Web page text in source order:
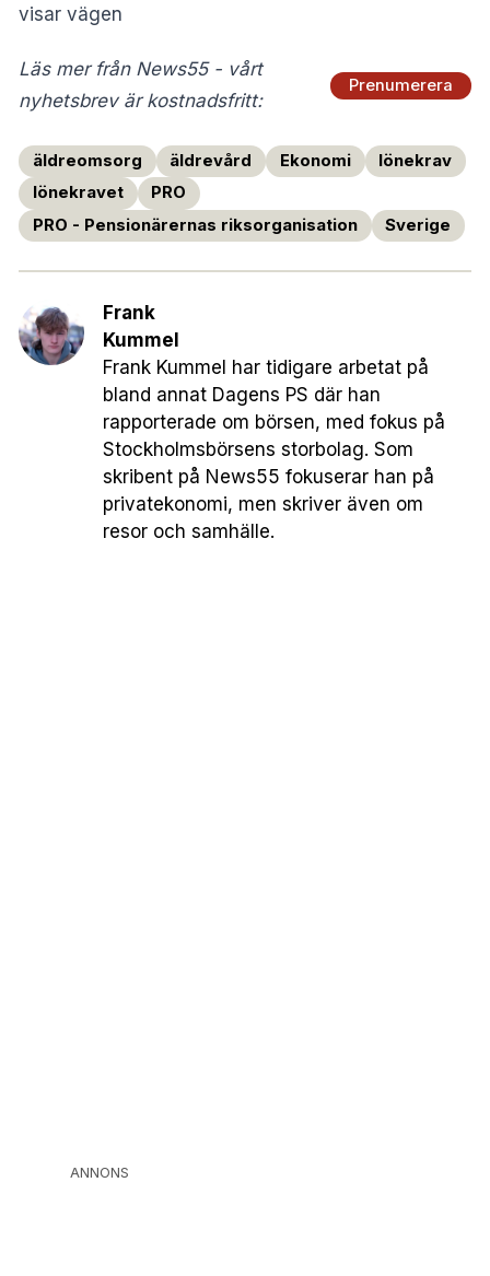
visar vägen
Läs mer från News55 - vårt
nyhetsbrev är kostnadsfritt:
Prenumerera
äldreomsorg äldrevård Ekonomi
lönekrav
lönekravet
PRO
PRO - Pensionärernas riksorganisation
Sverige
Frank
Kummel
Frank Kummel har tidigare arbetat på
bland annat Dagens PS där han
rapporterade om börsen, med fokus på
Stockholmsbörsens storbolag. Som
skribent på News55 fokuserar han på
privatekonomi, men skriver även om
resor och samhälle.
ANNONS